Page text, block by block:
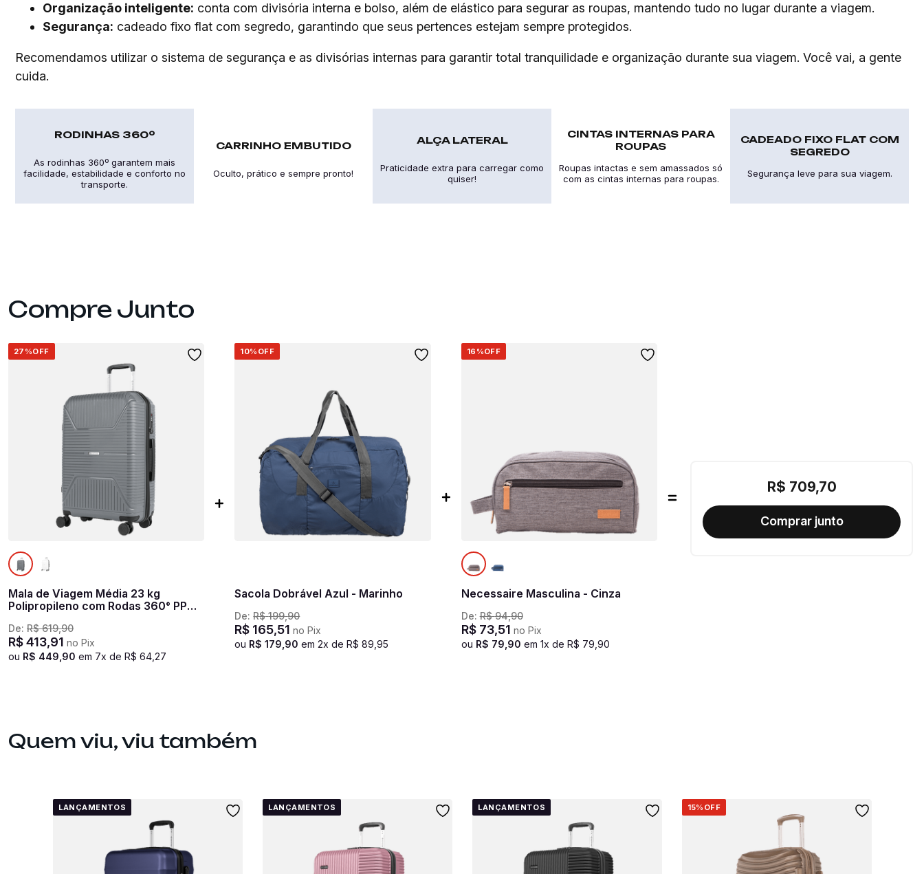
Organização inteligente: conta com divisória interna e bolso, além de elástico para segurar as roupas, mantendo tudo no lugar durante a viagem.
Segurança: cadeado fixo flat com segredo, garantindo que seus pertences estejam sempre protegidos.
Recomendamos utilizar o sistema de segurança e as divisórias internas para garantir total tranquilidade e organização durante sua viagem. Você vai, a gente
cuida.
RODINHAS 360º
As rodinhas 360º garantem mais
facilidade, estabilidade e conforto no
transporte.
CARRINHO EMBUTIDO
Oculto, prático e sempre pronto!
ALÇA LATERAL
Praticidade extra para carregar como
quiser!
CINTAS INTERNAS PARA
ROUPAS
Roupas intactas e sem amassados só
com as cintas internas para roupas.
CADEADO FIXO FLAT COM
SEGREDO
Segurança leve para sua viagem.
27%OFF
Mala de Viagem Média 23 kg
Polipropileno com Rodas 360° PP
De: R$ 619,90
R$413,91 no Pix
ou R$ 449,90 em 7x de R$ 64,27
10% OFF
Sacola Dobrável Azul - Marinho
De:R$ 199,90
R$ 165,51 no Pix
ou R$ 179,90 em2x de R$ 89,95
16%OFF
Necessaire Masculina - Cinza
De:R$ 94,90
R$ 73,51 no Pix
ou R$ 79,90 em 1x de R$ 79,90
R$ 709,70
Quem viu, viu também
LANÇAMENTOS LANÇAMENTOS LANÇAMENTOS 15% OFF